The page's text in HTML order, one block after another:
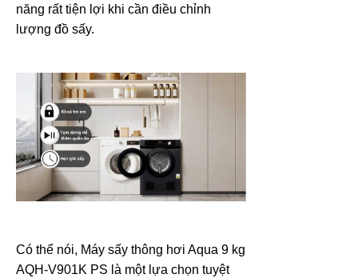
năng rất tiện lợi khi cần điều chỉnh
lượng đồ sấy.
Có thể nói, Máy sấy thông hơi Aqua 9 kg
AQH-V901K PS là một lựa chọn tuyệt